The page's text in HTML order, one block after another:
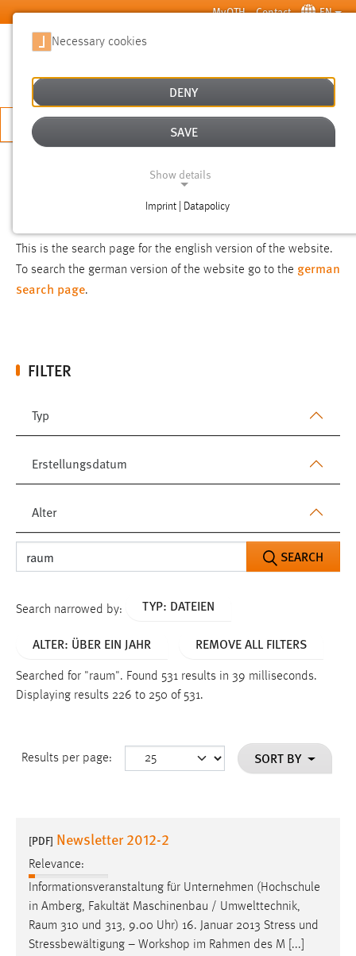
Skip to main content MyOTH Contact EN
APPLY NOW
This is the search page for the english version of the website.
To search the german version of the website go to the german
search page.
FILTER
Typ
Erstellungsdatum
Alter
SEARCH
Search narrowed by: TYP: DATEIEN
ALTER: ÜBER EIN JAHR REMOVE ALL FILTERS
Searched for "raum". Found 531 results in 39 milliseconds.
Displaying results 226 to 250 of 531.
Results per page: SORT BY
[PDF] Newsletter 2012-2
Relevance:
Informationsveranstaltung für Unternehmen (Hochschule
in Amberg, Fakultät Maschinenbau / Umwelttechnik,
Raum 310 und 313, 9.00 Uhr) 16. Januar 2013 Stress und
Stressbewältigung – Workshop im Rahmen des M [...]
Necessary cookies
DENY
SAVE
Show details
Imprint | Datapolicy